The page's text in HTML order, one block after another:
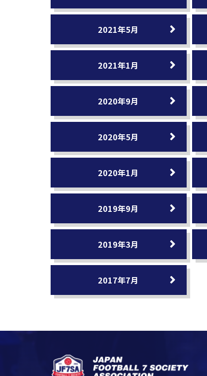
2021年5月
2021年1月
2020年9月
2020年5月
2020年1月
2019年9月
2019年3月
2017年7月